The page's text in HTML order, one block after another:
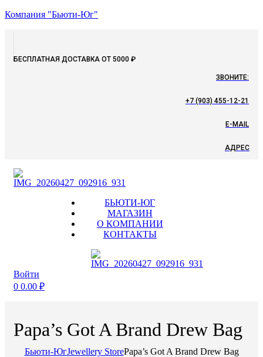
Компания "Бьюти-Юг"
БЕСПЛАТНАЯ ДОСТАВКА ОТ 5000 ₽
ЗВОНИТЕ:
+7 (903) 455-12-21
E-MAIL
АДРЕС
БЬЮТИ-ЮГ
МАГАЗИН
О КОМПАНИИ
КОНТАКТЫ
Войти
0 0.00 ₽
Papa’s Got A Brand Drew Bag
Бьюти-ЮгJewellery StorePapa’s Got A Brand Drew Bag